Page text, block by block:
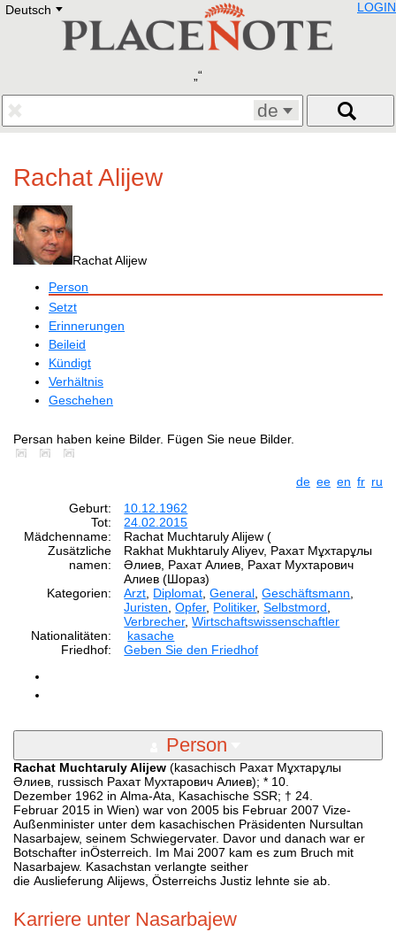
Deutsch E
Deutsch
Francais
Polski
Eestikeelne
LOGIN
de
Rachat Alijew
Rachat Alijew
Person
Setzt
Erinnerungen
Beileid
Kündigt
Verhältnis
Geschehen
Persan haben keine Bilder. Fügen Sie neue Bilder.
de ee en fr ru
Geburt:
10.12.1962
Tot:
24.02.2015
Mädchenname:
Rachat Muchtaruly Alijew (
Zusätzliche
namen:
Rakhat Mukhtaruly Aliyev, Рахат Мұхтарұлы
Әлиев, Рахат Алиев, Рахат Мухтарович
Алиев (Шораз)
Kategorien:
Arzt Diplomat ,General ,Geschäftsmann
Juristen ,Opfer, Politiker,Selbstmord
Verbrecher,Wirtschaftswissenschaftler
Nationalitäten:
kasache
Friedhof:
Geben Sie den Friedhof
Person
Rachat Muchtaruly Alijew (kasachisch Рахат Мұхтарұлы
Әлиев, russisch Рахат Мухтарович Алиев); * 10.
Dezember 1962 in Alma-Ata, Kasachische SSR; † 24.
Februar 2015 in Wien) war von 2005 bis Februar 2007 Vize-
Außenminister unter dem kasachischen Präsidenten Nursultan
Nasarbajew, seinem Schwiegervater. Davor und danach war er
Botschafter inÖsterreich. Im Mai 2007 kam es zum Bruch mit
Nasarbajew. Kasachstan verlangte seither
die Auslieferung Alijews, Österreichs Justiz lehnte sie ab.
Karriere unter Nasarbajew